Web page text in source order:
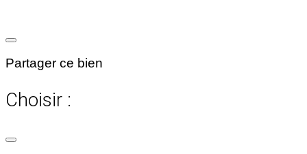
Partager ce bien
Choisir :